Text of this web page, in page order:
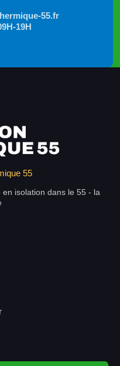
55.fr
19H
55
isolation dans le 55 - la